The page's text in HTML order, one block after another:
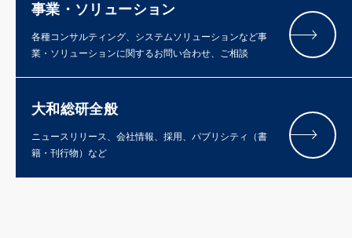
事業・ソリューション
各種コンサルティング、システムソリューションなど事
業・ソリューションに関するお問い合わせ、ご相談
大和総研全般
ニュースリリース、会社情報、採用、パブリシティ（書
籍・刊行物）など